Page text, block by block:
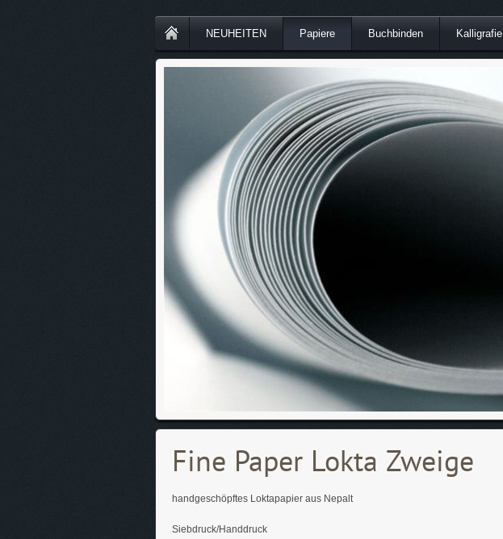
NEUHEITEN Papiere Buchbinden Kalligrafie
Fine Paper Lokta Zweige
handgeschöpftes Loktapapier aus Nepalt
Siebdruck/Handdruck